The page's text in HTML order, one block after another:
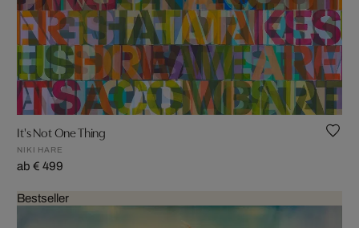
It's Not One Thing
NIKI HARE
ab € 499
Bestseller